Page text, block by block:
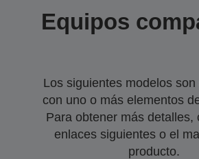
Equipos
Los siguientes modelos
con uno o más elementos
Para obtener más detalles,
enlaces siguientes o el
producto.